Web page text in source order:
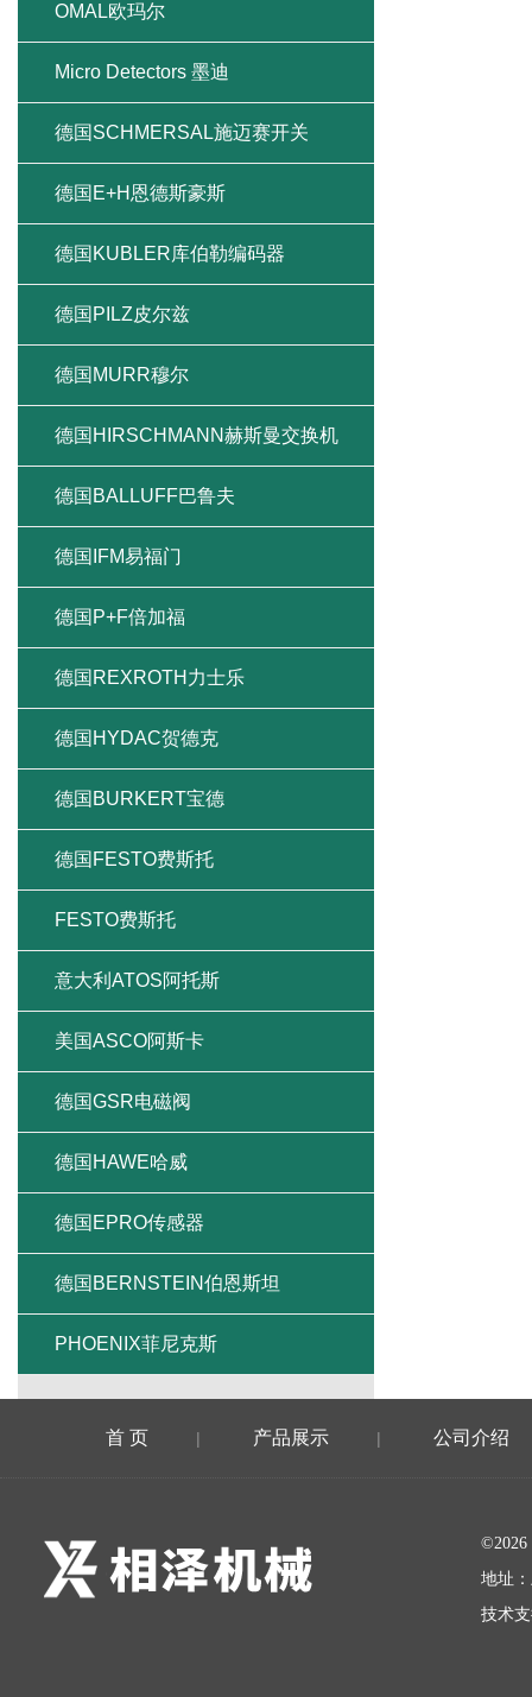
OMAL欧玛尔
Micro Detectors 墨迪
德国SCHMERSAL施迈赛开关
德国E+H恩德斯豪斯
德国KUBLER库伯勒编码器
德国PILZ皮尔兹
德国MURR穆尔
德国HIRSCHMANN赫斯曼交换机
德国BALLUFF巴鲁夫
德国IFM易福门
德国P+F倍加福
德国REXROTH力士乐
德国HYDAC贺德克
德国BURKERT宝德
德国FESTO费斯托
FESTO费斯托
意大利ATOS阿托斯
美国ASCO阿斯卡
德国GSR电磁阀
德国HAWE哈威
德国EPRO传感器
德国BERNSTEIN伯恩斯坦
PHOENIX菲尼克斯
首 页 | 产品展示 | 公司介绍
地址
技术